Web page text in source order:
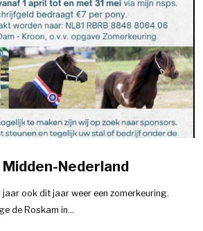
Nederland
ook dit jaar weer een zomerkeuring.
de Roskam in...